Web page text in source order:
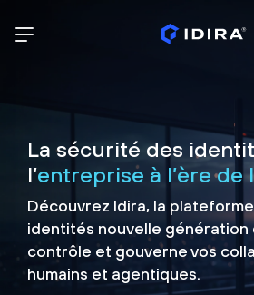
La sécurité des
l’entreprise à l’ère de
Découvrez Idira, la
identités nouvelle
contrôle et gouverne vos
humains et agentiques.